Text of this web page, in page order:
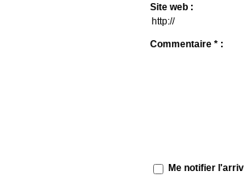
Site web :
Commentaire * :
Me notifier